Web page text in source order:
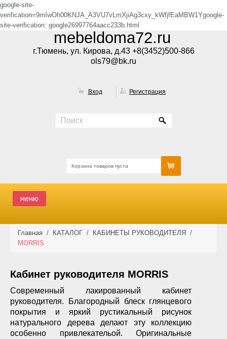
google-site-
verification=9mIwOh00KNJA_A3VU7vLmXjiAg3cxy_kWfjfEaMBW1Ygoogle-
site-verification: google26997764aacc233b.html
mebeldoma72.ru
г.Тюмень, ул. Кирова, д.43 +8(3452)500-866
ols79@bk.ru
Вход Регистрация
Корзина товаров пуста
меню
КАТАЛОГ
ФОТО РАБОТ
УСЛУГИ
Главная / КАТАЛОГ / КАБИНЕТЫ РУКОВОДИТЕЛЯ
/
MORRIS
Кабинет руководителя MORRIS
Современный лакированный кабинет
руководителя. Благородный блеск глянцевого
покрытия и яркий рустикальный рисунок
натурального дерева делают эту коллекцию
особенно привлекательой. Оригинальные